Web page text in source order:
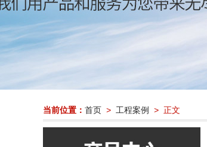
当前位置： 首页 > 工程案例 > 正文